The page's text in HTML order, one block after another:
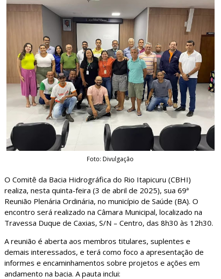
Foto: Divulgação
O Comitê da Bacia Hidrográfica do Rio Itapicuru (CBHI)
realiza, nesta quinta-feira (3 de abril de 2025), sua 69ª
Reunião Plenária Ordinária, no município de Saúde (BA). O
encontro será realizado na Câmara Municipal, localizado na
Travessa Duque de Caxias, S/N – Centro, das 8h30 às 12h30.
A reunião é aberta aos membros titulares, suplentes e
demais interessados, e terá como foco a apresentação de
informes e encaminhamentos sobre projetos e ações em
andamento na bacia. A pauta inclui: